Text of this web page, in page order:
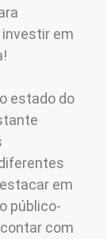
investir em
estado do
em
público-
com